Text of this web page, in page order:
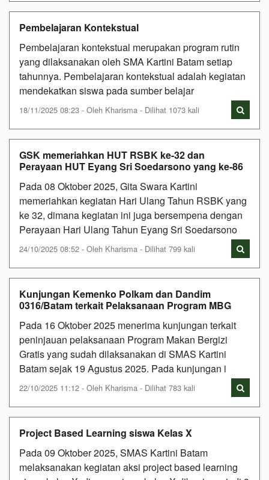
Pembelajaran Kontekstual
Pembelajaran kontekstual merupakan program rutin
yang dilaksanakan oleh SMA Kartini Batam setiap
tahunnya. Pembelajaran kontekstual adalah kegiatan
mendekatkan siswa pada sumber belajar
18/11/2025 08:23 - Oleh Kharisma - Dilihat 1073 kali
GSK memeriahkan HUT RSBK ke-32 dan
Perayaan HUT Eyang Sri Soedarsono yang ke-86
Pada 08 Oktober 2025, Gita Swara Kartini
memeriahkan kegiatan Hari Ulang Tahun RSBK yang
ke 32, dimana kegiatan ini juga bersempena dengan
Perayaan Hari Ulang Tahun Eyang Sri Soedarsono
24/10/2025 08:52 - Oleh Kharisma - Dilihat 799 kali
Kunjungan Kemenko Polkam dan Dandim
0316/Batam terkait Pelaksanaan Program MBG
Pada 16 Oktober 2025 menerima kunjungan terkait
peninjauan pelaksanaan Program Makan Bergizi
Gratis yang sudah dilaksanakan di SMAS Kartini
Batam sejak 19 Agustus 2025. Pada kunjungan i
22/10/2025 11:12 - Oleh Kharisma - Dilihat 783 kali
Project Based Learning siswa Kelas X
Pada 09 Oktober 2025, SMAS Kartini Batam
melaksanakan kegiatan aksi project based learning